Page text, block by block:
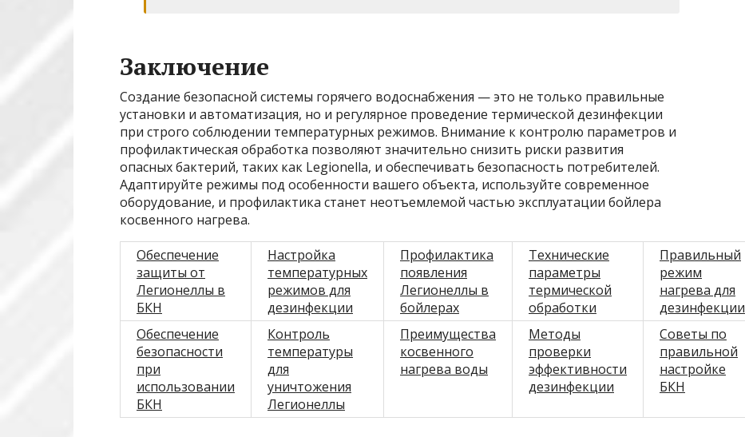
Заключение
Создание безопасной системы горячего водоснабжения — это не только правильные
установки и автоматизация, но и регулярное проведение термической дезинфекции
при строго соблюдении температурных режимов. Внимание к контролю параметров и
профилактическая обработка позволяют значительно снизить риски развития
опасных бактерий, таких как Legionella, и обеспечивать безопасность потребителей.
Адаптируйте режимы под особенности вашего объекта, используйте современное
оборудование, и профилактика станет неотъемлемой частью эксплуатации бойлера
косвенного нагрева.
Обеспечение
защиты от
Легионеллы в
БКН
Настройка
температурных
режимов для
дезинфекции
Профилактика
появления
Легионеллы в
бойлерах
Технические
параметры
термической
обработки
Правильный
режим
нагрева для
дезинфекции
Обеспечение
безопасности
при
использовании
БКН
Контроль
температуры
для
уничтожения
Легионеллы
Преимущества
косвенного
нагрева воды
Методы
проверки
эффективности
дезинфекции
Советы по
правильной
настройке
БКН